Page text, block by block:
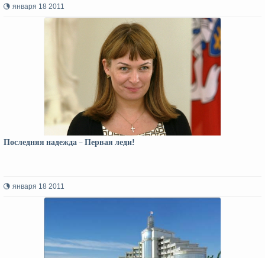
января 18 2011
Последняя надежда – Первая леди!
января 18 2011